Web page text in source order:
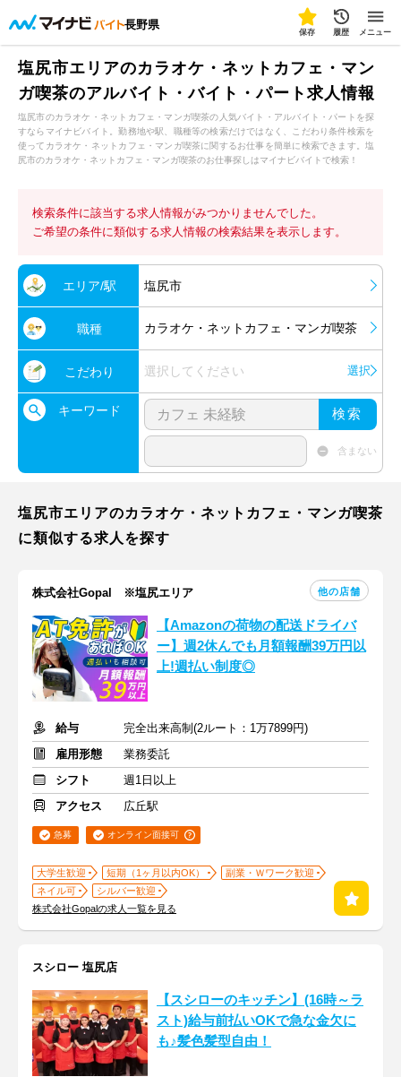
長野県
保存 履歴 メニュー
塩尻市エリアのカラオケ・ネットカフェ・マン
ガ喫茶のアルバイト・バイト・パート求人情報
塩尻市のカラオケ・ネットカフェ・マンガ喫茶の人気バイト・アルバイト・パートを探
すならマイナビバイト。勤務地や駅、職種等の検索だけではなく、こだわり条件検索を
使ってカラオケ・ネットカフェ・マンガ喫茶に関するお仕事を簡単に検索できます。塩
尻市のカラオケ・ネットカフェ・マンガ喫茶のお仕事探しはマイナビバイトで検索！
検索条件に該当する求人情報がみつかりませんでした。
ご希望の条件に類似する求人情報の検索結果を表示します。
エリア/駅 塩尻市
職種 カラオケ・ネットカフェ・マンガ喫茶
こだわり 選択してください 選択
キーワード 検索
含まない
塩尻市エリアのカラオケ・ネットカフェ・マンガ喫茶
に類似する求人を探す
株式会社Gopal ※塩尻エリア 他の店舗
【Amazonの荷物の配送ドライバ
ー】週2休んでも月額報酬39万円以
上!週払い制度◎
給与
完全出来高制(2ルート：1万7899円)
雇用形態
業務委託
シフト
週1日以上
アクセス
広丘駅
急募 オンライン面接可
大学生歓迎 短期（1ヶ月以内OK）
副業・Ｗワーク歓迎
ネイル可
シルバー歓迎
株式会社Gopalの求人一覧を見る
スシロー 塩尻店
【スシローのキッチン】(16時～ラ
スト)給与前払いOKで急な金欠に
も♪髪色髪型自由！